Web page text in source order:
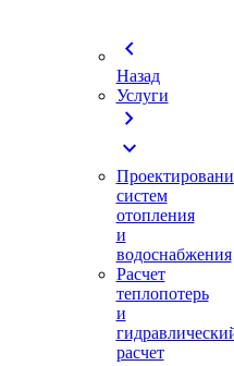
chevron_left
Назад
Услуги
chevron_right
expand_more
систем
отопления
и
водоснабжения
Расчет
теплопотерь
и
расчет